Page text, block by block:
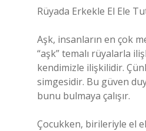
Rüyada Erkekle El Ele
Aşk, insanların en çok
“aşk” temalı rüyalarla
kendimizle ilişkilidir.
simgesidir. Bu güven
bunu bulmaya çalışır.
Çocukken, birileriyle el